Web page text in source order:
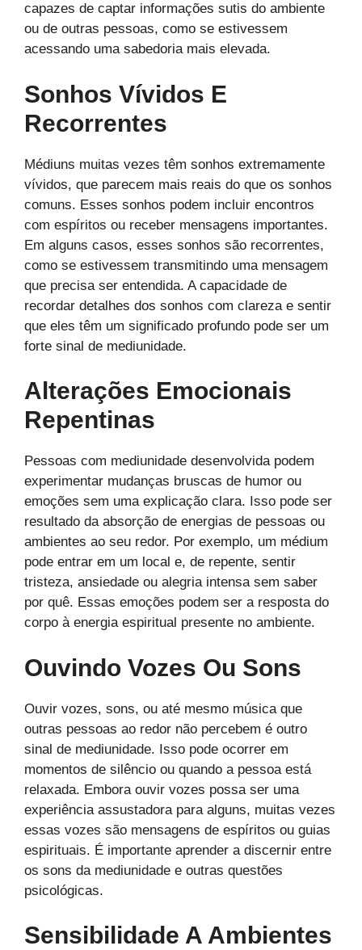
capazes de captar informações sutis do ambiente
ou de outras pessoas, como se estivessem
acessando uma sabedoria mais elevada.
Sonhos Vívidos E
Recorrentes
Médiuns muitas vezes têm sonhos extremamente
vívidos, que parecem mais reais do que os sonhos
comuns. Esses sonhos podem incluir encontros
com espíritos ou receber mensagens importantes.
Em alguns casos, esses sonhos são recorrentes,
como se estivessem transmitindo uma mensagem
que precisa ser entendida. A capacidade de
recordar detalhes dos sonhos com clareza e sentir
que eles têm um significado profundo pode ser um
forte sinal de mediunidade.
Alterações Emocionais
Repentinas
Pessoas com mediunidade desenvolvida podem
experimentar mudanças bruscas de humor ou
emoções sem uma explicação clara. Isso pode ser
resultado da absorção de energias de pessoas ou
ambientes ao seu redor. Por exemplo, um médium
pode entrar em um local e, de repente, sentir
tristeza, ansiedade ou alegria intensa sem saber
por quê. Essas emoções podem ser a resposta do
corpo à energia espiritual presente no ambiente.
Ouvindo Vozes Ou Sons
Ouvir vozes, sons, ou até mesmo música que
outras pessoas ao redor não percebem é outro
sinal de mediunidade. Isso pode ocorrer em
momentos de silêncio ou quando a pessoa está
relaxada. Embora ouvir vozes possa ser uma
experiência assustadora para alguns, muitas vezes
essas vozes são mensagens de espíritos ou guias
espirituais. É importante aprender a discernir entre
os sons da mediunidade e outras questões
psicológicas.
Sensibilidade A Ambientes